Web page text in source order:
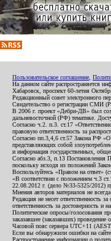
Пользовательское соглашение
На данном сайте распространяется
Хабаровск, проспект 60-летия
Редакционный совет
Свидетельство о регистрации СМИ
В 2006 г. проект «Дебри-ДВ» был
дальневосточной (РФ) тематике.
Согласно ч.2. п.3. ст.17
правовую ответственность за
Согласно пп.3,4,6 ст.57 Закона РФ «О
представляющих собой
и информация государственных,
Согласно абз.3, п.13 Постановления
поскольку исходя из положений
Воспользуйтесь «Правом на ответ»
«В соответствии с положением ч.3
22.08.2012 г. (дело №33-5325/2012)
Мнения авторов материалов не
Редакция не несет ответственность
ответственность за достоверность и
Политические опросы/голосования
заказавшее (заказавших)
Часовой пояс сервера UTC+11
Если вы обнаружили ошибки на
Распространение информации о